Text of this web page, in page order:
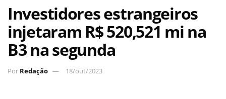
Investidores estrangeiros
injetaram R$ 520,521 mi na
B3 na segunda
Por Redação 18/out/2023